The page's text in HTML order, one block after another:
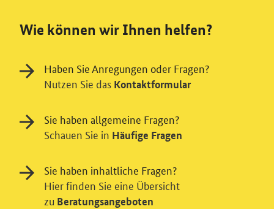
Wie können wir Ihnen helfen?
Haben Sie Anregungen oder Fragen?
Nutzen Sie das Kontaktformular
Sie haben allgemeine Fragen?
Schauen Sie in Häufige Fragen
Sie haben inhaltliche Fragen?
Hier finden Sie eine Übersicht
zu Beratungsangeboten